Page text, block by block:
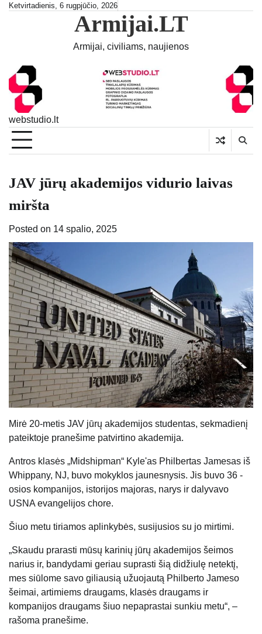
SkipKetvirtadienis, 6 rugpjūčio, 2026
Armijai.LT
Armijai, civiliams, naujienos
webstudio.lt
JAV jūrų akademijos vidurio laivas
miršta
Posted on 14 spalio, 2025
Mirė 20-metis JAV jūrų akademijos studentas, sekmadienį
pateiktoje pranešime patvirtino akademija.
Antros klasės „Midshipman“ Kyle'as Philbertas Jamesas iš
Whippany, NJ, buvo mokyklos jaunesnysis. Jis buvo 36 -
osios kompanijos, istorijos majoras, narys ir dalyvavo
USNA evangelijos chore.
Šiuo metu tiriamos aplinkybės, susijusios su jo mirtimi.
„Skaudu prarasti mūsų karinių jūrų akademijos šeimos
narius ir, bandydami geriau suprasti šią didžiulę netektį,
mes siūlome savo giliausią užuojautą Philberto Jameso
šeimai, artimiems draugams, klasės draugams ir
kompanijos draugams šiuo nepaprastai sunkiu metu“, –
rašoma pranešime.